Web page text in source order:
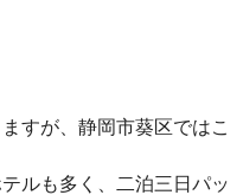
すが、静岡市葵区ではこ
ルも多く、二泊三日パッ